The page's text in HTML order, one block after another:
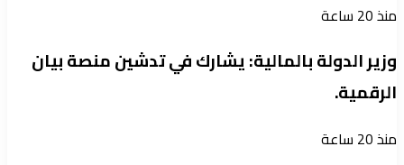
منذ 20 ساعة
وزير الدولة بالمالية: يشارك في تدشين منصة بيان
الرقمية.
منذ 20 ساعة